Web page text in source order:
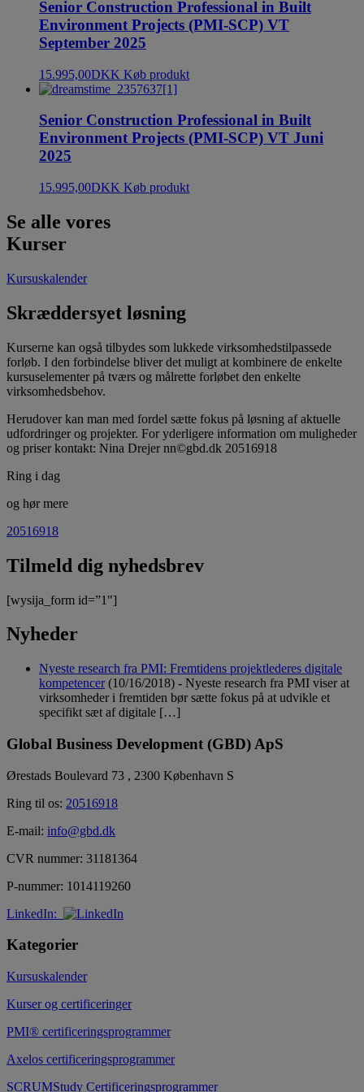
Senior Construction Professional in Built
Environment Projects (PMI-SCP) VT
September 2025
15.995,00DKK Køb produkt
Senior Construction Professional in Built
Environment Projects (PMI-SCP) VT Juni
2025
15.995,00DKK Køb produkt
Se alle vores
Kurser
Kursuskalender
Skræddersyet løsning
Kurserne kan også tilbydes som lukkede virksomhedstilpassede
forløb. I den forbindelse bliver det muligt at kombinere de enkelte
kursuselementer på tværs og målrette forløbet den enkelte
virksomhedsbehov.
Herudover kan man med fordel sætte fokus på løsning af aktuelle
udfordringer og projekter. For yderligere information om muligheder
og priser kontakt: Nina Drejer nn©gbd.dk 20516918
Ring i dag
og hør mere
20516918
Tilmeld dig nyhedsbrev
[wysija_form id=”1″]
Nyheder
Nyeste research fra PMI: Fremtidens projektlederes digitale
kompetencer (10/16/2018) - Nyeste research fra PMI viser at
virksomheder i fremtiden bør sætte fokus på at udvikle et
specifikt sæt af digitale […]
Global Business Development (GBD) ApS
Ørestads Boulevard 73 , 2300 København S
Ring til os: 20516918
E-mail: info@gbd.dk
CVR nummer: 31181364
P-nummer: 1014119260
LinkedIn:
Kategorier
Kursuskalender
Kurser og certificeringer
PMI® certificeringsprogrammer
Axelos certificeringsprogrammer
SCRUMStudy Certificeringsprogrammer